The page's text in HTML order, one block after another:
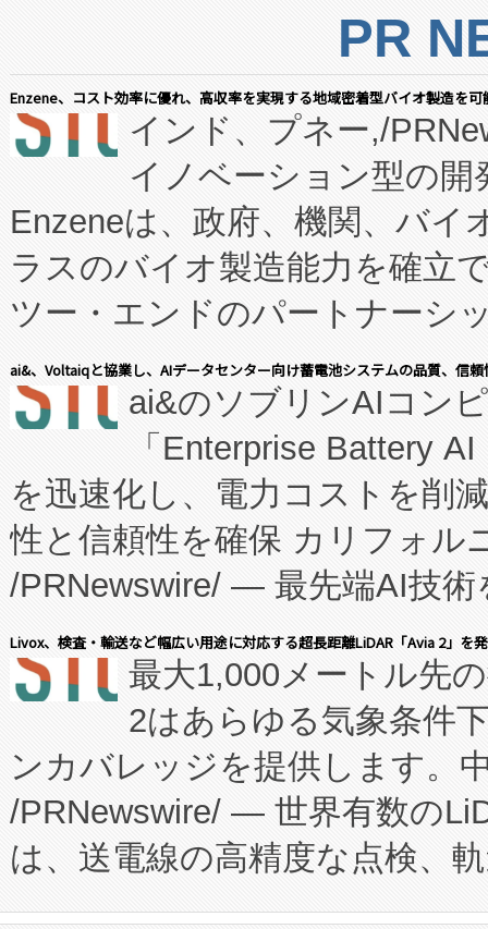
PR
Enzene、コスト効率に優れ、高収率を実現する地域密着型バイオ製造を
インド、プネー,/
イノベーション型の
Enzeneは、政府、機関、バイ
ラスのバイオ製造能力を確立
ツー・エンドのパートナーシ
表しました。 同社の実績ある
manufacturing™ (FCCM™) プ
たNeXは、バイオ医薬品製造
従来のフェッドバッチ施設の
に、患者やサプライチェーン
キー方式で拡張性が高く、持
す。FCCM‑を活用した現地生
患者にとっての費用負担を大
のアクセスを大幅に拡大する
Fully-Connected Continuous
プログラムには、施設設計・
に関する技術移転および知的
構造化トレーニングカリキュ
ai&、Voltaiqと協業し、AIデータセンター向け蓄電池システムの品質、信
ai&のソブリンAIコン
「Enterprise Battery
を迅速化し、電力コストを削
性と信頼性を確保 カリフォル
/PRNewswire/ — 最先端AI技術
会社エーアイ・アンド：本社
President原信平）と、エンタ
ードするVoltaiqは、日本にあ
ーエネルギー貯蔵システム（
た。 Voltaiq独自のAI搭載プラ
定、統合、導入、運用に至る
安全性を追跡し、確保する事
Livox、検査・輸送など幅広い用途に対応する超長距離LiDAR「Avia 2」を
最大1,000メートル先
2はあらゆる気象条件
ンカバレッジを提供します。
/PRNewswire/ — 世界有数の
は、送電線の高精度な点検、
や穀物倉庫におけるバルク材